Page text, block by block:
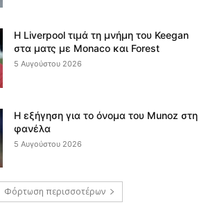
Η Liverpool τιμά τη μνήμη του Keegan
στα ματς με Monaco και Forest
5 Αυγούστου 2026
Η εξήγηση για το όνομα του Munoz στη
φανέλα
5 Αυγούστου 2026
Φόρτωση περισσοτέρων